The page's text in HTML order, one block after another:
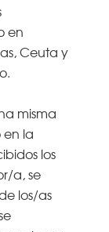
en
Ceuta y
misma
en la
los
a, se
los/as